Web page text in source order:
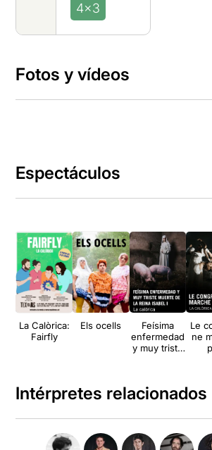
4x3
Fotos y vídeos
Espectáculos
La Calòrica:
Fairfly
Els ocells
Feísima
enfermedad
y muy triste
Le
ne
Intérpretes relacionados